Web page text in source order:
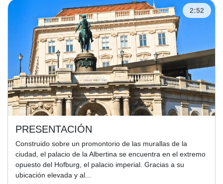
2:52
PRESENTACIÓN
Construido sobre un promontorio de las murallas de la
ciudad, el palacio de la Albertina se encuentra en el extremo
opuesto del Hofburg, el palacio imperial. Gracias a su
ubicación elevada y al...